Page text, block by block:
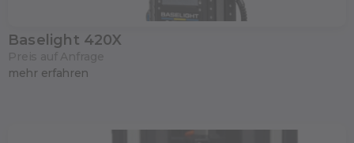
Baselight 420X
mehr erfahren